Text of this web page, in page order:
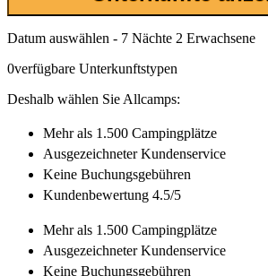
Datum auswählen - 7 Nächte 2 Erwachsene
0verfügbare Unterkunftstypen
Deshalb wählen Sie Allcamps:
Mehr als 1.500 Campingplätze
AusgezeichneterKundenservice
Keine Buchungsgebühren
Kundenbewertung 4.5/5
Mehr als 1.500 Campingplätze
AusgezeichneterKundenservice
Keine Buchungsgebühren